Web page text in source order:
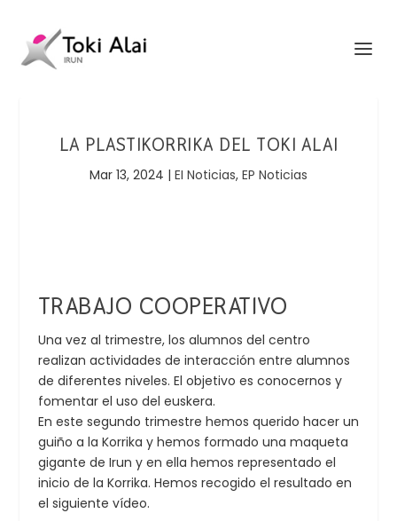
LA PLASTIKORRIKA DEL TOKI ALAI
Mar 13, 2024 | EI Noticias, EP Noticias
TRABAJO COOPERATIVO
Una vez al trimestre, los alumnos del centro
realizan actividades de interacción entre alumnos
de diferentes niveles. El objetivo es conocernos y
fomentar el uso del euskera.
En este segundo trimestre hemos querido hacer un
guiño a la Korrika y hemos formado una maqueta
gigante de Irun y en ella hemos representado el
inicio de la Korrika. Hemos recogido el resultado en
el siguiente vídeo.